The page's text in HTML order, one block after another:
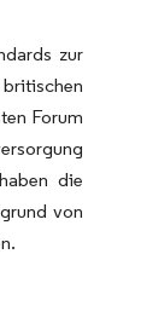
zur
Forum
die
von